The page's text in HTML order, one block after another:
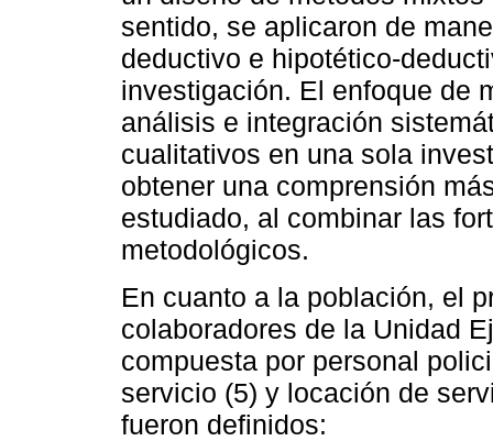
sentido, se aplicaron de
deductivo e hipotético-
investigación. El enfoque de
análisis e integración
cualitativos en una sola
obtener una comprensión
estudiado, al combinar las
metodológicos.
En cuanto a la población, el
colaboradores de la Unidad
compuesta por personal
servicio (5) y locación de
fueron definidos: